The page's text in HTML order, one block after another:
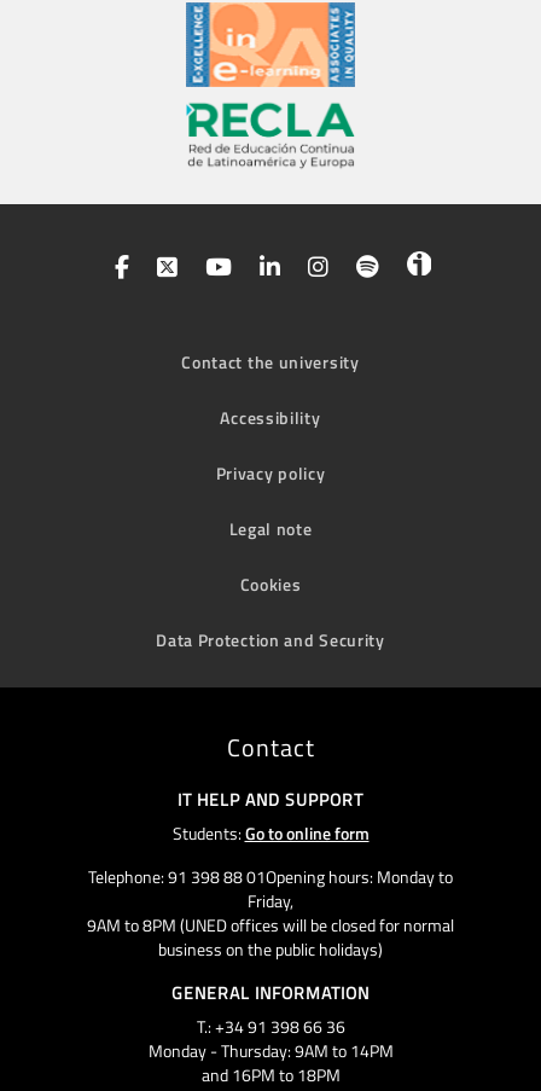
Contact the university
Accessibility
Privacy policy
Legal note
Cookies
Data Protection and Security
Contact
IT HELP AND SUPPORT
Students:Go to online form
Telephone: 91 398 88 01Opening hours: Monday to
Friday,
9AM to 8PM (UNED offices will be closed for normal
business on the public holidays)
GENERAL INFORMATION
T.: +34 91 398 66 36
Monday - Thursday: 9AM to 14PM
and 16PM to 18PM